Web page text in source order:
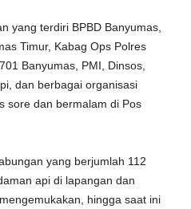
yang terdiri BPBD Banyumas,
Timur, Kabag Ops Polres
Banyumas, PMI, Dinsos,
dan berbagai organisasi
sore dan bermalam di Pos
yang berjumlah 112
api di lapangan dan
hingga saat ini